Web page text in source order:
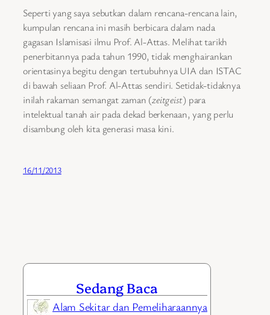
Seperti yang saya sebutkan dalam rencana-rencana lain,
kumpulan rencana ini masih berbicara dalam nada
gagasan Islamisasi ilmu Prof. Al-Attas. Melihat tarikh
penerbitannya pada tahun 1990, tidak menghairankan
orientasinya begitu dengan tertubuhnya UIA dan ISTAC
di bawah seliaan Prof. Al-Attas sendiri. Setidak-tidaknya
inilah rakaman semangat zaman (zeitgeist) para
intelektual tanah air pada dekad berkenaan, yang perlu
disambung oleh kita generasi masa kini.
16/11/2013
Sedang Baca
Alam Sekitar dan Pemeliharaannya